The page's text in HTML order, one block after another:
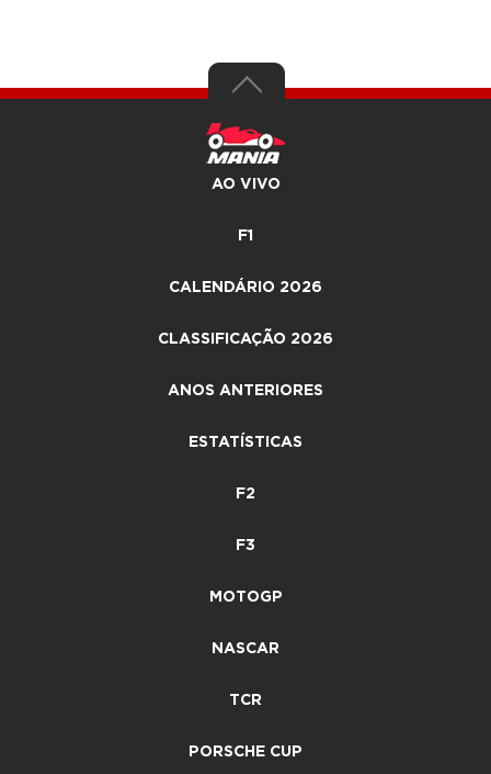
AO VIVO
F1
CALENDÁRIO 2026
CLASSIFICAÇÃO 2026
ANOS ANTERIORES
ESTATÍSTICAS
F2
F3
MOTOGP
NASCAR
TCR
PORSCHE CUP